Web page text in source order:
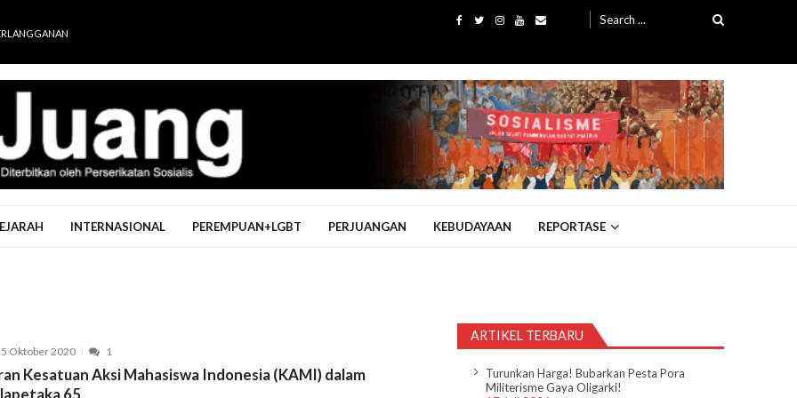
for:
INTERNASIONAL PEREMPUAN+LGBT PERJUANGAN KEBUDAYAAN REPORTASE
Oktober 2020 1
Kesatuan Aksi Mahasiswa Indonesia (KAMI) dalam
65
ARTIKEL TERBARU
Turunkan Harga! Bubarkan Pesta Pora
Militerisme Gaya Oligarki!